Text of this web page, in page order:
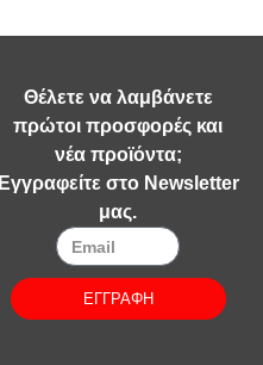
Θέλετε να λαμβάνετε
πρώτοι προσφορές και
νέα προϊόντα;
Εγγραφείτε στο Newsletter
μας.
ΕΓΓΡΑΦΗ